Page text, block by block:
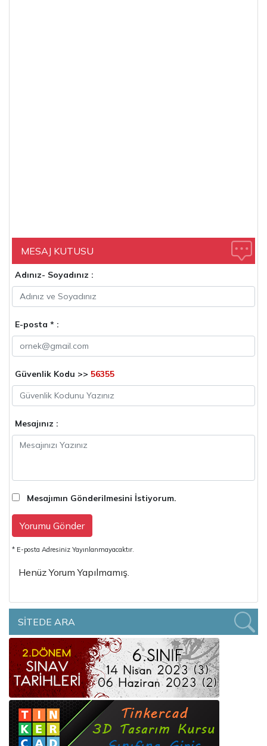
MESAJ KUTUSU
Adınız- Soyadınız :
E-posta * :
Güvenlik Kodu >> 56355
Mesajınız :
Mesajımın Gönderilmesini İstiyorum.
Yorumu Gönder
* E-posta Adresiniz Yayınlanmayacaktır.
Henüz Yorum Yapılmamış.
SİTEDE ARA